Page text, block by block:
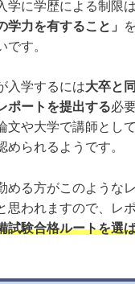
学に学歴による制限
学力を有すること」
です。
入学するには大卒と
ポートを提出する必
文や大学で講師とし
められるようです。
める方がこのような
思われますので、レ
試験合格ルートを選